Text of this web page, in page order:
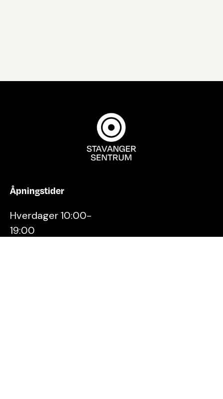
Åpningstider
Hverdager 10:00-
19:00